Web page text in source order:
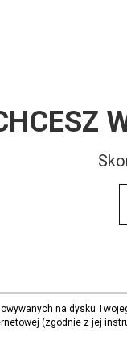
na dysku
(zgodnie z jej